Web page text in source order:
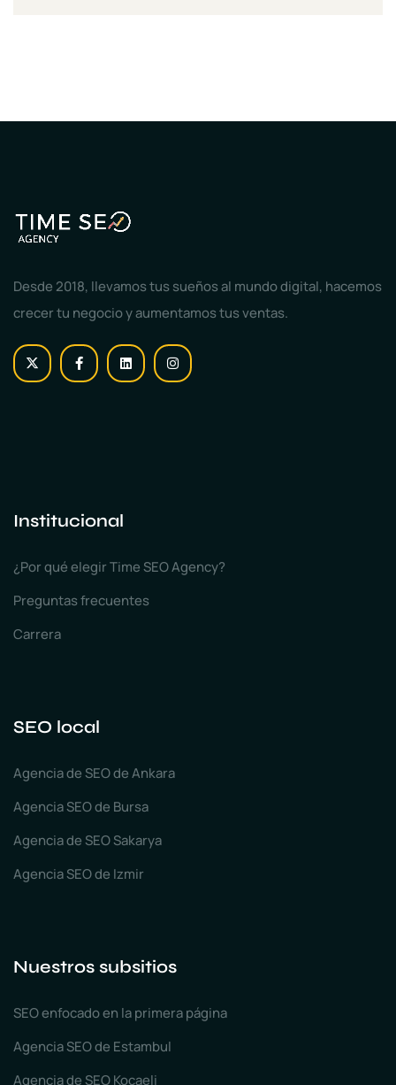
Desde 2018, llevamos tus sueños al mundo digital, hacemos
crecer tu negocio y aumentamos tus ventas.
Institucional
¿Por qué elegir Time SEO Agency?
Preguntas frecuentes
Carrera
SEO local
Agencia de SEO de Ankara
Agencia SEO de Bursa
Agencia de SEO Sakarya
Agencia SEO de Izmir
Nuestros subsitios
SEO enfocado en la primera página
Agencia SEO de Estambul
Agencia de SEO Kocaeli